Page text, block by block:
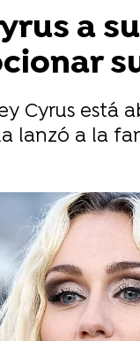
a
Cyrus
lanzó a la
La boda